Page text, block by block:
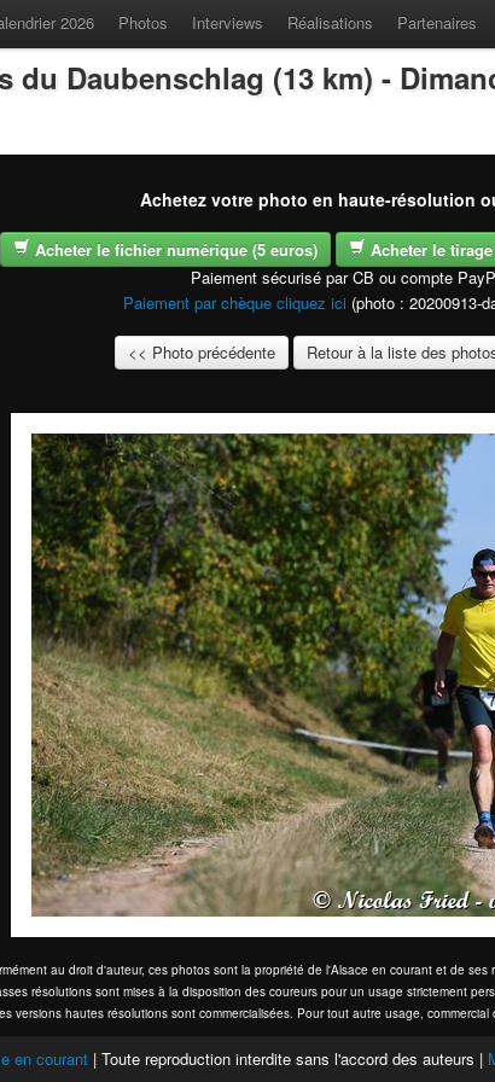
2026 Photos Interviews Réalisations Partenaires
du Daubenschlag (13 km) -
Achetez votre photo en haute-résolution
Acheter le fichier numérique (5 euros)
Acheter le
Paiement sécurisé par CB ou compte
Paiement par chèque cliquez ici (photo : 20200913-
<< Photo précédente Retour à la liste des
au droit d'auteur, ces photos sont la propriété de l'Alsace en courant et de ses
résolutions sont mises à la disposition des coureurs pour un usage strictement
versions hautes résolutions sont commercialisées. Pour tout autre usage,
en courant | Toute reproduction interdite sans l'accord des auteurs |